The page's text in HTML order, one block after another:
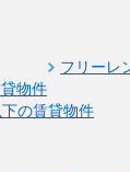
フリーレ
物件
の賃貸物件